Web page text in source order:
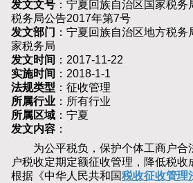
发文文号 ：宁夏回族自治区国家税
税务局公告2017年第7号
发文部门 ：宁夏回族自治区地方税
家税务局
发文时间 ：2017-11-22
实施时间 ：2018-1-1
法规类型 ：征收管理
所属行业 ：所有行业
所属区域 ：宁夏
发文内容 ：
为公平税负，保护个体工商户合
户税收定期定额征收管理，降低税收
根据《中华人民共和国税收征收管理